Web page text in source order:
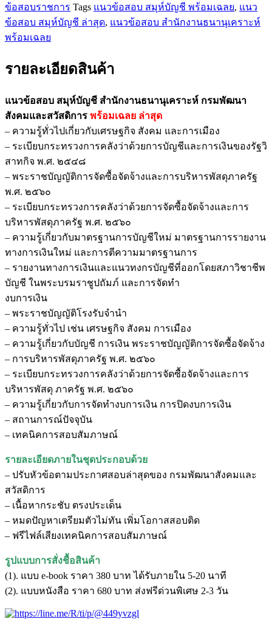
ข้อสอบราชการ Tags แนวข้อสอบ สมุห์บัญชี พร้อมเฉลย, แนว
ข้อสอบ สมุห์บัญชี ล่าสุด, แนวข้อสอบ สํานักงานธนานุเคราะห์
พร้อมเฉลย
รายละเอียดสินค้า
แนวข้อสอบ สมุห์บัญชี สํานักงานธนานุเคราะห์ กรมพัฒนา
สังคมและสวัสดิการ พร้อมเฉลย ล่าสุด
– ความรู้ทั่วไปเกี่ยวกับเศรษฐกิจ สังคม และการเมือง
– ระเบียบกระทรวงการคลังว่าด้วยการบัญชีและการเงินของรัฐวิ
สาทกิจ พ.ศ. ๒๕๔๘
– พระราชบัญญัติการจัดซื้อจัดจ้างและการบริหารพัสดุภาครัฐ
พ.ศ. ๒๕๖๐
– ระเบียบกระทรวงการคลังว่าด้วยการจัดซื้อจัดจ้างและการ
บริหารพัสดุภาครัฐ พ.ศ. ๒๕๖๐
– ความรู้เกี่ยวกับมาตรฐานการบัญชีใหม่ มาตรฐานการรายงาน
ทางการเงินใหม่ และการตีความมาตรฐานการ
– รายงานทางการเงินและแนวทงกรบัญชีที่ออกโดยสภาวิชาชีพ
บัญชี ในพระบรมราชูปถัมภ์ และการจัดทำ
งบการเงิน
– พระราชบัญญัติโรงรับจำนำ
– ความรู้ทั่วไป เช่น เศรษฐกิจ สังคม การเมือง
– ความรู้เกี่ยวกับบัญชี การเงิน พระราชบัญญัติการจัดซื้อจัดจ้าง
– การบริหารพัสดุภาครัฐ พ.ศ. ๒๕๖๐
– ระเบียบกระทรวงการคลังว่าด้วยการจัดซื้อจัดจ้างและการ
บริหารพัสดุ ภาครัฐ พ.ศ. ๒๕๖๐
– ความรู้เกี่ยวกับการจัดทำงบการเงิน การปิดงบการเงิน
– สถานการณ์ปัจจุบัน
– เทคนิคการสอบสัมภาษณ์
รายละเอียดภายในชุดประกอบด้วย
– ปรับหัวข้อตามประกาศสอบล่าสุดของ กรมพัฒนาสังคมและ
สวัสดิการ
– เนื้อหากระชับ ตรงประเด็น
– หมดปัญหาเตรียมตัวไม่ทัน เพิ่มโอกาสสอบติด
– ฟรีไฟล์เสียงเทคนิคการสอบสัมภาษณ์
รูปแบบการสั่งชื้อสินค้า
(1). แบบ e-book ราคา 380 บาท ได้รับภายใน 5-20 นาที
(2). แบบหนังสือ ราคา 680 บาท ส่งฟรีด่วนพิเศษ 2-3 วัน